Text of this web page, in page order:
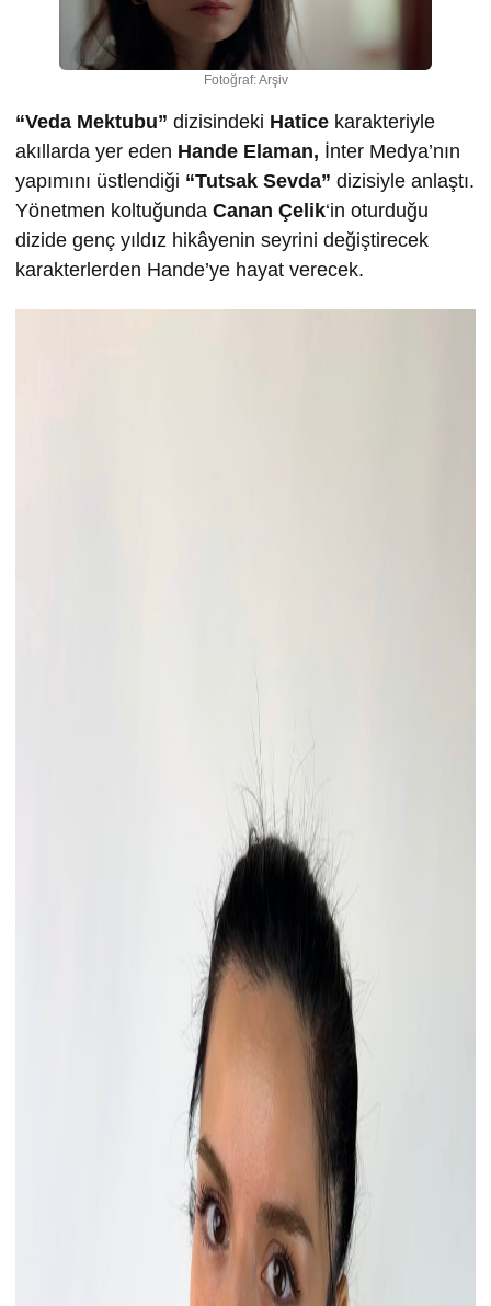
Fotoğraf: Arşiv
“Veda Mektubu” dizisindeki Hatice karakteriyle
akıllarda yer eden Hande Elaman, İnter Medya’nın
yapımını üstlendiği “Tutsak Sevda” dizisiyle anlaştı.
Yönetmen koltuğunda Canan Çelik‘in oturduğu
dizide genç yıldız hikâyenin seyrini değiştirecek
karakterlerden Hande’ye hayat verecek.